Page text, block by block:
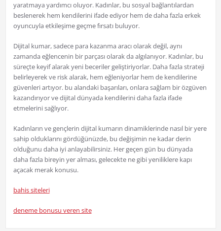
yaratmaya yardımcı oluyor. Kadınlar, bu sosyal bağlantılardan
beslenerek hem kendilerini ifade ediyor hem de daha fazla erkek
oyuncuyla etkileşime geçme fırsatı buluyor.
Dijital kumar, sadece para kazanma aracı olarak değil, aynı
zamanda eğlencenin bir parçası olarak da algılanıyor. Kadınlar, bu
süreçte keyif alarak yeni beceriler geliştiriyorlar. Daha fazla strateji
belirleyerek ve risk alarak, hem eğleniyorlar hem de kendilerine
güvenleri artıyor. bu alandaki başarıları, onlara sağlam bir özgüven
kazandırıyor ve dijital dünyada kendilerini daha fazla ifade
etmelerini sağlıyor.
Kadınların ve gençlerin dijital kumarın dinamiklerinde nasıl bir yere
sahip olduklarını gördüğünüzde, bu değişimin ne kadar derin
olduğunu daha iyi anlayabilirsiniz. Her geçen gün bu dünyada
daha fazla bireyin yer alması, gelecekte ne gibi yeniliklere kapı
açacak merak konusu.
bahis siteleri
deneme bonusu veren site